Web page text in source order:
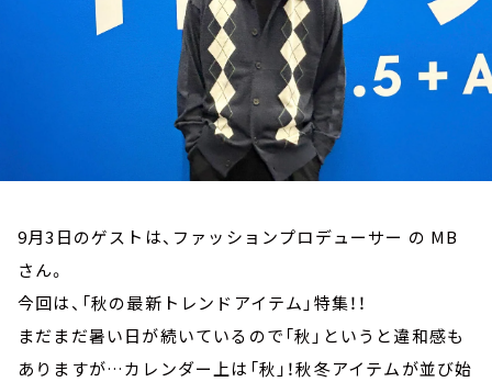
9月3日のゲストは、ファッションプロデューサー の MB
さん。
今回は、「秋の最新トレンドアイテム」特集！！
まだまだ暑い日が続いているので「秋」というと違和感も
ありますが…カレンダー上は「秋」！秋冬アイテムが並び始